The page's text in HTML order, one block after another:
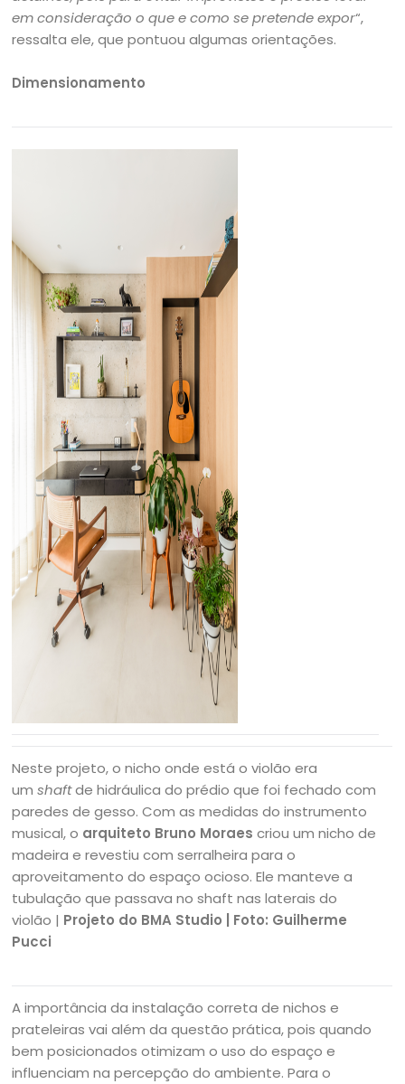
em consideração o que e como se pretende expor“,
ressalta ele, que pontuou algumas orientações.
Dimensionamento
Neste projeto, o nicho onde está o violão era
umshaftde hidráulica do prédio que foi fechado com
paredes de gesso. Com as medidas do instrumento
musical, o arquiteto Bruno Moraes criou um nicho de
madeira e revestiu com serralheira para o
aproveitamento do espaço ocioso. Ele manteve a
tubulação que passava no shaft nas laterais do
violão | Projeto do BMA Studio | Foto: Guilherme
Pucci
A importância da instalação correta de nichos e
prateleiras vai além da questão prática, pois quando
bem posicionados otimizam o uso do espaço e
influenciam na percepção do ambiente. Para o